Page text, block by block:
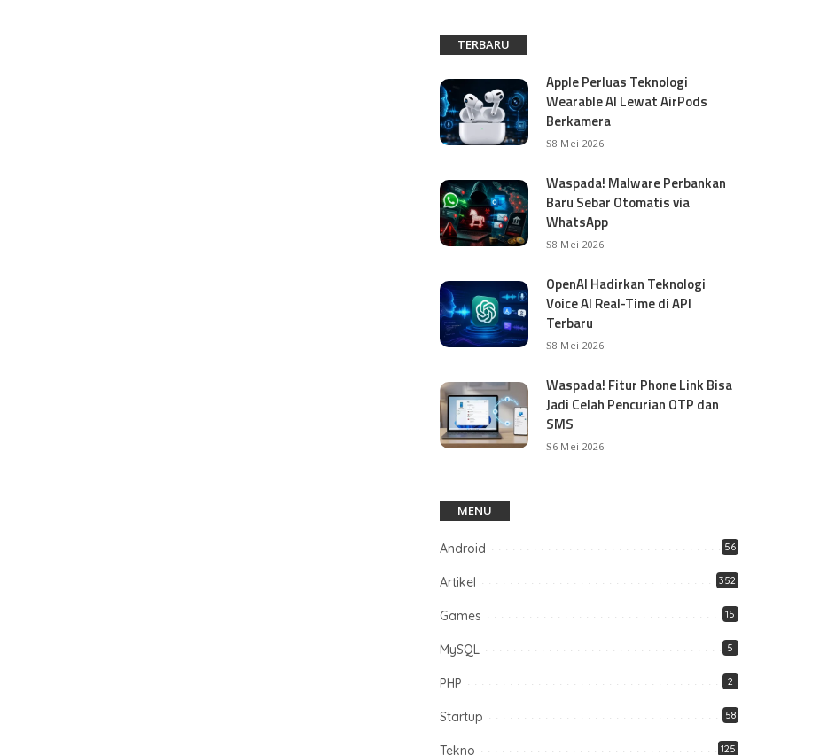
TERBARU
Apple Perluas Teknologi
Wearable AI Lewat AirPods
Berkamera
8 Mei 2026
Waspada! Malware Perbankan
Baru Sebar Otomatis via
WhatsApp
8 Mei 2026
OpenAI Hadirkan Teknologi
Voice AI Real-Time di API
Terbaru
8 Mei 2026
Waspada! Fitur Phone Link Bisa
Jadi Celah Pencurian OTP dan
SMS
6 Mei 2026
MENU
Android 56
Artikel 352
Games 15
MySQL 5
PHP 2
Startup 58
Tekno 125